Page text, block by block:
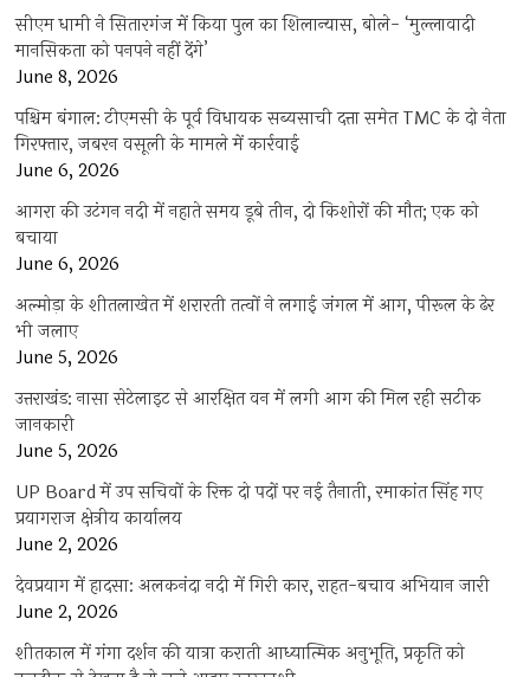
सीएम धामी ने सितारगंज में किया पुल का शिलान्यास, बोले- ‘मुल्लावादी
मानसिकता को पनपने नहीं देंगे’
June 8, 2026
पश्चिम बंगाल: टीएमसी के पूर्व विधायक सब्यसाची दत्ता समेत TMC के दो नेता
गिरफ्तार, जबरन वसूली के मामले में कार्रवाई
June 6, 2026
आगरा की उटंगन नदी में नहाते समय डूबे तीन, दो किशोरों की मौत; एक को
बचाया
June 6, 2026
अल्मोड़ा के शीतलाखेत में शरारती तत्वों ने लगाई जंगल में आग, पीरूल के ढेर
भी जलाए
June 5, 2026
उत्तराखंड: नासा सेटेलाइट से आरक्षित वन में लगी आग की मिल रही सटीक
जानकारी
June 5, 2026
UP Board में उप सचिवों के रिक्त दो पदों पर नई तैनाती, रमाकांत सिंह गए
प्रयागराज क्षेत्रीय कार्यालय
June 2, 2026
देवप्रयाग में हादसा: अलकनंदा नदी में गिरी कार, राहत-बचाव अभियान जारी
June 2, 2026
शीतकाल में गंगा दर्शन की यात्रा कराती आध्यात्मिक अनुभूति, प्रकृति को